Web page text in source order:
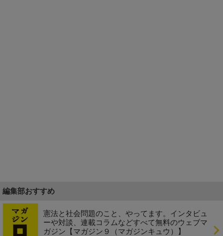
編集部おすすめ
憲法と社会問題のこと、やってます。インタビュ
ーや対談、連載コラムなどすべて無料のウェブマ
ガジン【マガジン９（マガジンキュウ）】